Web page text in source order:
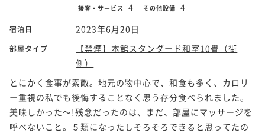
接客・サービス 4 その他設備 4
宿泊日 2023年6月20日
部屋タイプ
【禁煙】本館スタンダード和室10畳（街
側）
とにかく食事が素敵。地元の物中心で、和食も多く、カロリ
ー重視の私でも後悔することなく思う存分食べられました。
美味しかった～!残念だったのは、まだ、部屋にマッサージを
呼べないこと。５類になったしそろそろできると思ってたの